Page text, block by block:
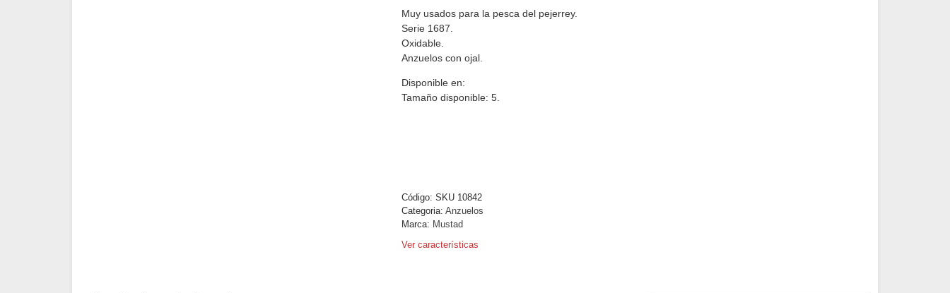
Muy usados para la pesca del pejerrey.
Serie 1687.
Oxidable.
Anzuelos con ojal.
Disponible en:
Tamaño disponible: 5.
Código: SKU 10842
Categoria: Anzuelos
Marca: Mustad
Ver características